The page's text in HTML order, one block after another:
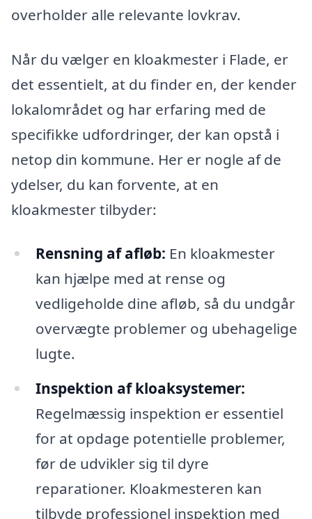
overholder alle relevante lovkrav.
Når du vælger en kloakmester i Flade, er
det essentielt, at du finder en, der kender
lokalområdet og har erfaring med de
specifikke udfordringer, der kan opstå i
netop din kommune. Her er nogle af de
ydelser, du kan forvente, at en
kloakmester tilbyder:
Rensning af afløb: En kloakmester
kan hjælpe med at rense og
vedligeholde dine afløb, så du undgår
overvægte problemer og ubehagelige
lugte.
Inspektion af kloaksystemer:
Regelmæssig inspektion er essentiel
for at opdage potentielle problemer,
før de udvikler sig til dyre
reparationer. Kloakmesteren kan
tilbyde professionel inspektion med